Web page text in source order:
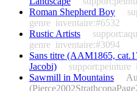
Roman Shepherd Boy
genre inventaire:#6532
Rustic Artists
genre inventaire:#3094
Sans titre (AAM1865,
Jacobi)
support:peinture
Sawmill in Mountains